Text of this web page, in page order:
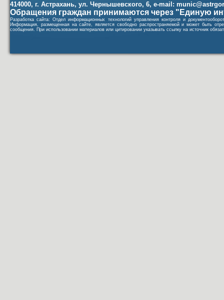
414000, г. Астрахань, ул. Чернышевского, 6, e-mail:
Обращения граждан принимаются через "Единую
Разработка сайта: Отдел информационных технологий управления контроля и
Информация, размещенная на сайте, является свободно распространяемой и может быть
сообщения. При использовании материалов или цитировании указывать ссылку на источник